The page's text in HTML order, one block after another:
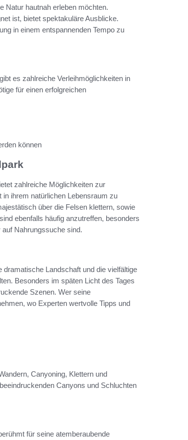
Natur hautnah erleben möchten.
ist, bietet spektakuläre Ausblicke.
in einem entspannenden Tempo zu
es zahlreiche Verleihmöglichkeiten in
für einen erfolgreichen
können
zahlreiche Möglichkeiten zur
in ihrem natürlichen Lebensraum zu
über die Felsen klettern, sowie
ebenfalls häufig anzutreffen, besonders
Nahrungssuche sind.
Landschaft und die vielfältige
Besonders im späten Licht des Tages
Szenen. Wer seine
wo Experten wertvolle Tipps und
Canyoning, Klettern und
Canyons und Schluchten
für seine atemberaubende